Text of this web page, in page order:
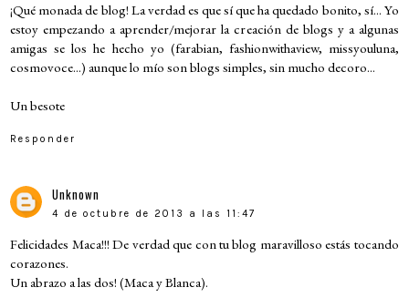
¡Qué monada de blog! La verdad es que sí que ha quedado bonito, sí... Yo
estoy empezando a aprender/mejorar la creación de blogs y a algunas
amigas se los he hecho yo (farabian, fashionwithaview, missyouluna,
cosmovoce...) aunque lo mío son blogs simples, sin mucho decoro...
Un besote
Responder
Unknown
4 de octubre de 2013 a las 11:47
Felicidades Maca!!! De verdad que con tu blog maravilloso estás tocando
corazones.
Un abrazo a las dos! (Maca y Blanca).